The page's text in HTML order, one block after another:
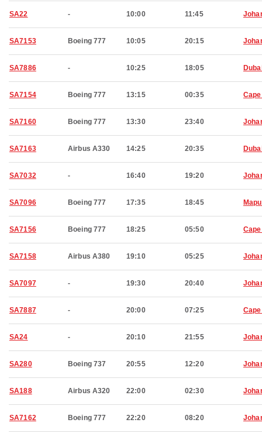
SA22 - 10:00 11:45
SA7153 Boeing 777 10:05 20:15
SA7886 - 10:25 18:05
SA7154 Boeing 777 13:15 00:35
SA7160 Boeing 777 13:30 23:40
SA7163 Airbus A330 14:25 20:35
SA7032 - 16:40 19:20
SA7096 Boeing 777 17:35 18:45
SA7156 Boeing 777 18:25 05:50
SA7158 Airbus A380 19:10 05:25
SA7097 - 19:30 20:40
SA7887 - 20:00 07:25
SA24 - 20:10 21:55
SA280 Boeing 737 20:55 12:20
SA188 Airbus A320 22:00 02:30
SA7162 Boeing 777 22:20 08:20